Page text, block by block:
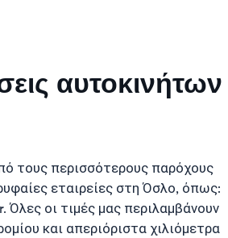
αυτοκινήτων
τους περισσότερους παρόχους
εταιρείες στη Όσλο, όπως:
οι τιμές μας περιλαμβάνουν
και απεριόριστα χιλιόμετρα